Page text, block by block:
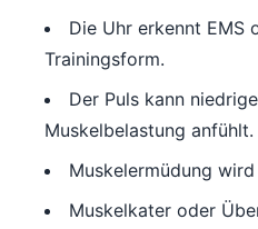
Die Uhr erkennt EMS
Trainingsform.
Der Puls kann
Muskelbelastung anfühlt.
Muskelermüdung
Muskelkater oder